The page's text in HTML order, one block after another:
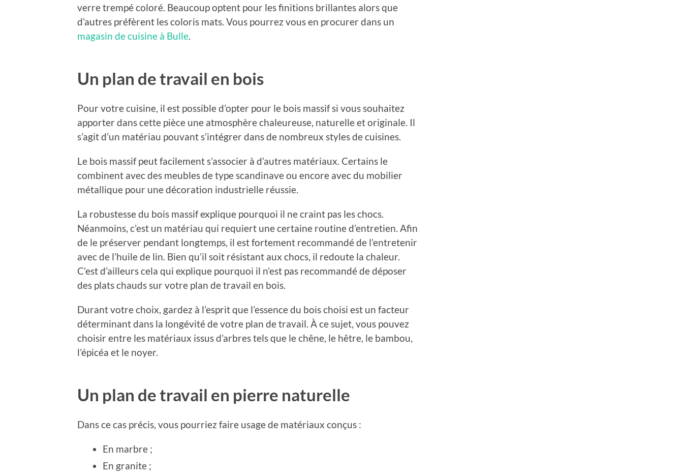
verre trempé coloré. Beaucoup optent pour les finitions brillantes alors que
d’autres préfèrent les coloris mats. Vous pourrez vous en procurer dans un
magasin de cuisine à Bulle.
Un plan de travail en bois
Pour votre cuisine, il est possible d’opter pour le bois massif si vous souhaitez
apporter dans cette pièce une atmosphère chaleureuse, naturelle et originale. Il
s’agit d’un matériau pouvant s’intégrer dans de nombreux styles de cuisines.
Le bois massif peut facilement s’associer à d’autres matériaux. Certains le
combinent avec des meubles de type scandinave ou encore avec du mobilier
métallique pour une décoration industrielle réussie.
La robustesse du bois massif explique pourquoi il ne craint pas les chocs.
Néanmoins, c’est un matériau qui requiert une certaine routine d’entretien. Afin
de le préserver pendant longtemps, il est fortement recommandé de l’entretenir
avec de l’huile de lin. Bien qu’il soit résistant aux chocs, il redoute la chaleur.
C’est d’ailleurs cela qui explique pourquoi il n’est pas recommandé de déposer
des plats chauds sur votre plan de travail en bois.
Durant votre choix, gardez à l’esprit que l’essence du bois choisi est un facteur
déterminant dans la longévité de votre plan de travail. À ce sujet, vous pouvez
choisir entre les matériaux issus d’arbres tels que le chêne, le hêtre, le bambou,
l’épicéa et le noyer.
Un plan de travail en pierre naturelle
Dans ce cas précis, vous pourriez faire usage de matériaux conçus :
En marbre ;
En granite ;